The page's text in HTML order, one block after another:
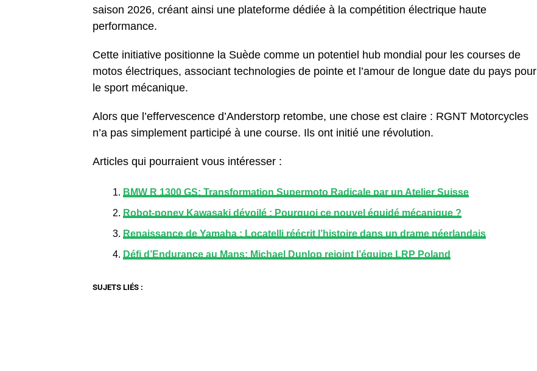
saison 2026, créant ainsi une plateforme dédiée à la compétition électrique haute
performance.
Cette initiative positionne la Suède comme un potentiel hub mondial pour les courses de
motos électriques, associant technologies de pointe et l’amour de longue date du pays pour
le sport mécanique.
Alors que l’effervescence d’Anderstorp retombe, une chose est claire : RGNT Motorcycles
n’a pas simplement participé à une course. Ils ont initié une révolution.
Articles qui pourraient vous intéresser :
BMW R 1300 GS: Transformation Supermoto Radicale par un Atelier Suisse
Robot-poney Kawasaki dévoilé : Pourquoi ce nouvel équidé mécanique ?
Renaissance de Yamaha : Locatelli réécrit l’histoire dans un drame néerlandais
Défi d’Endurance au Mans: Michael Dunlop rejoint l’équipe LRP Poland